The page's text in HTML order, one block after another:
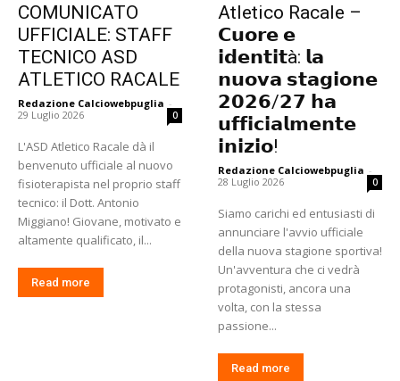
COMUNICATO
UFFICIALE: STAFF
TECNICO ASD
ATLETICO RACALE
Redazione Calciowebpuglia -
29 Luglio 2026
0
​L'ASD Atletico Racale dà il
benvenuto ufficiale al nuovo
fisioterapista nel proprio staff
tecnico: il Dott. Antonio
Miggiano! ​Giovane, motivato e
altamente qualificato, il...
Read more
Atletico Racale –
𝗖𝘂𝗼𝗿𝗲 𝗲
𝗶𝗱𝗲𝗻𝘁𝗶𝘁à: 𝗹𝗮
𝗻𝘂𝗼𝘃𝗮 𝘀𝘁𝗮𝗴𝗶𝗼𝗻𝗲
𝟮𝟬𝟮𝟲/𝟮𝟳 𝗵𝗮
𝘂𝗳𝗳𝗶𝗰𝗶𝗮𝗹𝗺𝗲𝗻𝘁𝗲
𝗶𝗻𝗶𝘇𝗶𝗼!
Redazione Calciowebpuglia -
28 Luglio 2026
0
​Siamo carichi ed entusiasti di
annunciare l'avvio ufficiale
della nuova stagione sportiva!
Un'avventura che ci vedrà
protagonisti, ancora una
volta, con la stessa
passione...
Read more